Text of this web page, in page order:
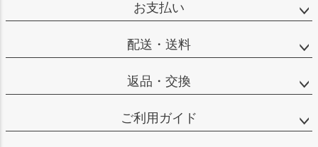
お支払い
配送・送料
返品・交換
ご利用ガイド